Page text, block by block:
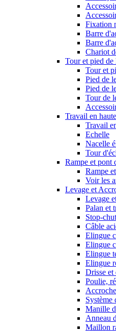
Fixation
Barre
Barre
Chariot
Tour et pied de
Tour et
Pied de
Pied de
Tour de
Travail en
Travail
Echelle
Nacelle
Tour
Rampe et pont
Rampe
Voir les
Levage et
Levage
Palan et
Stop-
Câble
Elingue
Elingue
Elingue
Elingue
Drisse et
Poulie,
Système
Manille
Anneau
Maillon